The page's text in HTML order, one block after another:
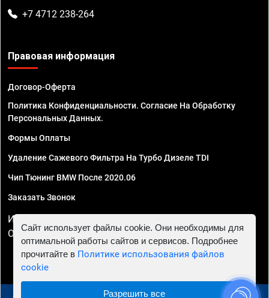
+7 4712 238-264
Правовая информация
Договор-Оферта
Политика Конфиденциальности. Согласие На Обработку
Персональных Данных.
Формы Оплаты
Удаление Сажевого Фильтра На Турбо Дизеле TDI
Чип Тюнинг BMW После 2020.06
Заказать Звонок
ИП Смирнов Георгий Павлович. ИНН 781302555843,
ОГРНИП 324470400032610
Сайт использует файлы cookie. Они необходимы для
оптимальной работы сайтов и сервисов. Подробнее
прочитайте в Политике использования файлов
cookie
Разрешить все